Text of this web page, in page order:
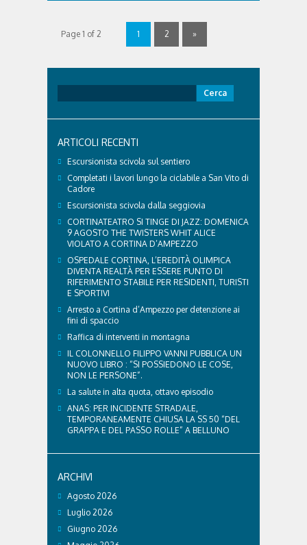
di Belluno e finalizzati alla prevenzione di sinistri
Cortina d’Ampezzo, oltre 15 pattuglie e oltre 30
militari sono stati impiegati, soprattutto in arco
notturno, per monitorare alcune delle principali
Page 1 of 2 1 2 »
per:
ARTICOLI RECENTI
Escursionista scivola sul sentiero
Completati i lavori lungo la ciclabile a San Vito di
Cadore
Escursionista scivola dalla seggiovia
CORTINATEATRO SI TINGE DI JAZZ: DOMENICA
9 AGOSTO THE TWISTERS WHIT ALICE
VIOLATO A CORTINA D’AMPEZZO
OSPEDALE CORTINA, L’EREDITÀ OLIMPICA
DIVENTA REALTÀ PER ESSERE PUNTO DI
RIFERIMENTO STABILE PER RESIDENTI, TURISTI
E SPORTIVI
Arresto a Cortina d’Ampezzo per detenzione ai
fini di spaccio
Raffica di interventi in montagna
IL COLONNELLO FILIPPO VANNI PUBBLICA UN
NUOVO LIBRO : “SI POSSIEDONO LE COSE,
NON LE PERSONE”.
La salute in alta quota, ottavo episodio
ANAS: PER INCIDENTE STRADALE,
TEMPORANEAMENTE CHIUSA LA SS 50 “DEL
GRAPPA E DEL PASSO ROLLE” A BELLUNO
ARCHIVI
Agosto 2026
Luglio 2026
Giugno 2026